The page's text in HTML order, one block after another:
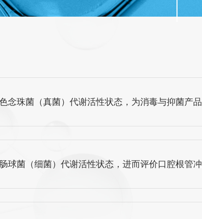
念珠菌（真菌）代谢活性状态，为消毒与抑菌产
球菌（细菌）代谢活性状态，进而评价口腔根管